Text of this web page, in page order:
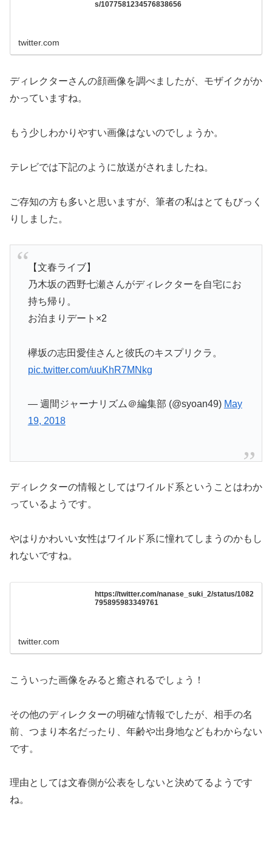
s/1077581234576838656
twitter.com
ディレクターさんの顔画像を調べましたが、モザイクがか
かっていますね。
もう少しわかりやすい画像はないのでしょうか。
テレビでは下記のように放送がされましたね。
ご存知の方も多いと思いますが、筆者の私はとてもびっく
りしました。
【文春ライブ】
乃木坂の西野七瀬さんがディレクターを自宅にお
持ち帰り。
お泊まりデート×2
欅坂の志田愛佳さんと彼氏のキスプリクラ。
pic.twitter.com/uuKhR7MNkg
— 週間ジャーナリズム＠編集部 (@syoan49) May
19, 2018
ディレクターの情報としてはワイルド系ということはわか
っているようです。
やはりかわいい女性はワイルド系に憧れてしまうのかもし
れないですね。
https://twitter.com/nanase_suki_2/status/1082
795895983349761
twitter.com
こういった画像をみると癒されるでしょう！
その他のディレクターの明確な情報でしたが、相手の名
前、つまり本名だったり、年齢や出身地などもわからない
です。
理由としては文春側が公表をしないと決めてるようです
ね。